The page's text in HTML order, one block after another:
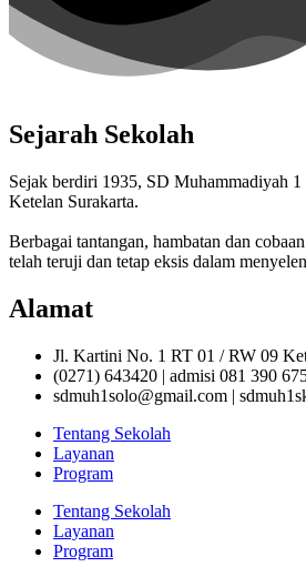
Sejarah Sekolah
Sejak berdiri 1935, SD Muhammadiyah
Ketelan Surakarta.
Berbagai tantangan, hambatan dan
telah teruji dan tetap eksis dalam
Alamat
Jl. Kartini No. 1 RT 01 / RW 09
(0271) 643420 | admisi 081 390
sdmuh1solo@gmail.com |
Tentang Sekolah
Layanan
Program
Tentang Sekolah
Layanan
Program